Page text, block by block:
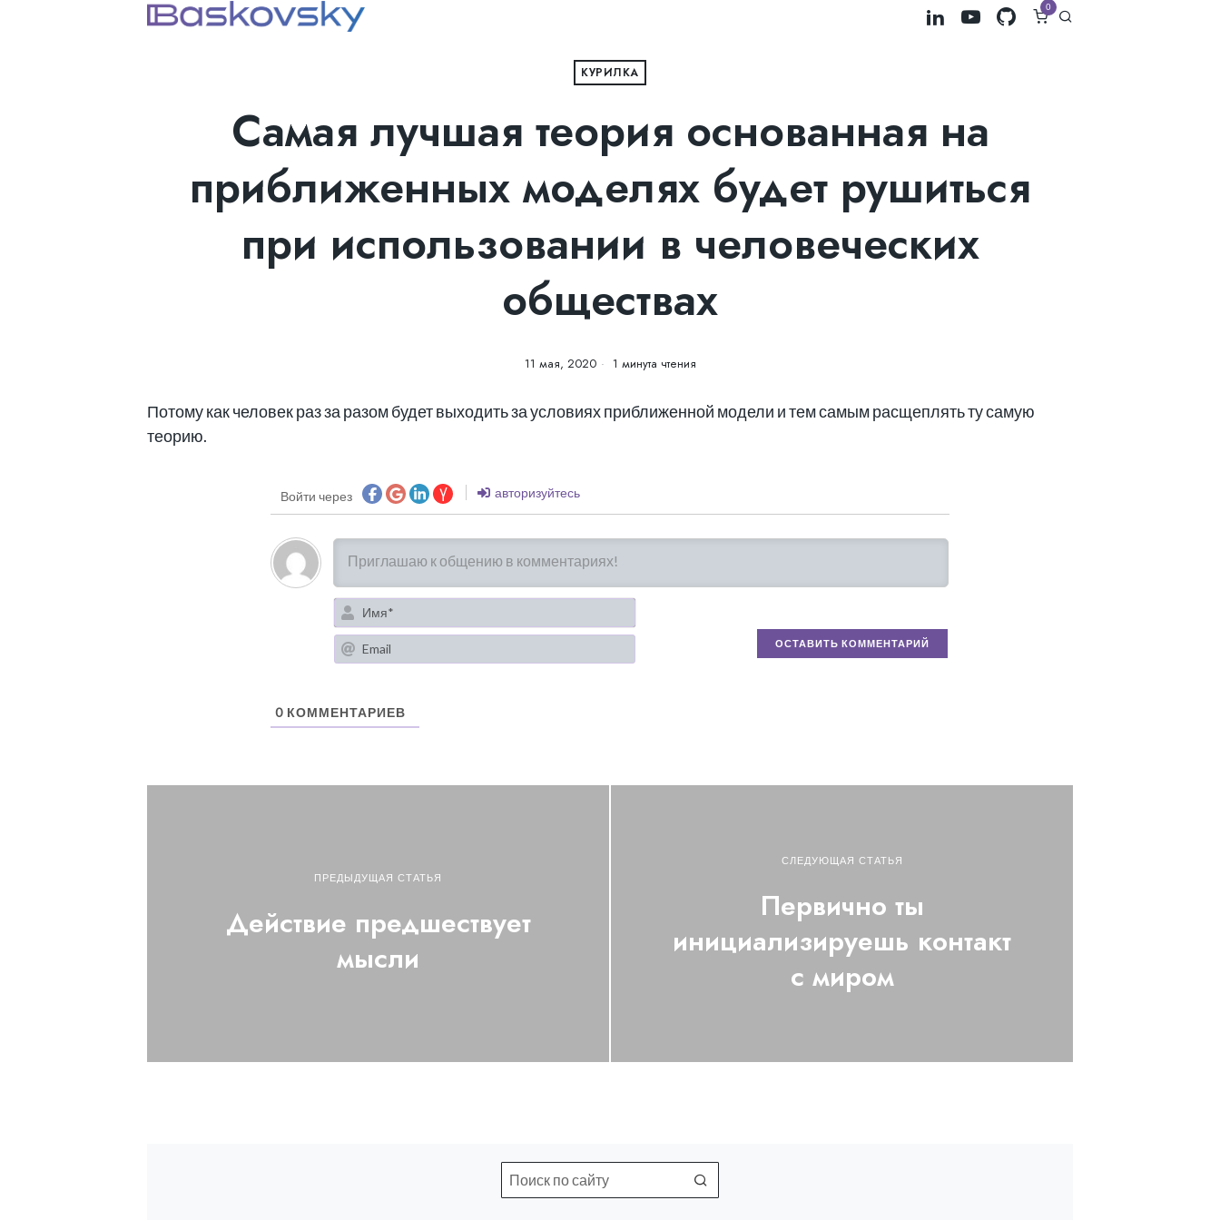
0
КУРИЛКА
Самая лучшая теория основанная на
приближенных моделях будет рушиться
при использовании в человеческих
обществах
11 мая, 2020 1 минута чтения
Потому как человек раз за разом будет выходить за условиях приближенной модели и тем самым расщеплять ту самую
теорию.
Войти через авторизуйтесь
Имя*
Email
0 КОММЕНТАРИЕВ
ПРЕДЫДУЩАЯ СТАТЬЯ
Действие предшествует
мысли
СЛЕДУЮЩАЯ СТАТЬЯ
Первично ты
инициализируешь контакт
с миром